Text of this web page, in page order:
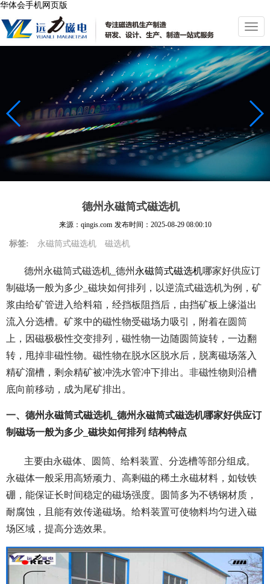
华体会手机网页版
切
换
导
航
德州永磁筒式磁选机
来源：qingis.com 发布时间： 2025-08-29 08:00:10
标签: 永磁筒式磁选机 磁选机
德州永磁筒式磁选机_德州 永磁筒式磁选机哪家好供应订
制磁场一般为多少_磁块如何排列，以逆流式磁选机为例，矿
浆由给矿管进入给料箱，经挡板阻挡后，由挡矿板上缘溢出
流入分选槽。矿浆中的磁性物受磁场力吸引，附着在圆筒
上，因磁极极性交变排列，磁性物一边随圆筒旋转，一边翻
转，甩掉非磁性物。磁性物在脱水区脱水后，脱离磁场落入
精矿溜槽，剩余精矿被冲洗水管冲下排出。非磁性物则沿槽
底向前移动，成为尾矿排出。
一、德州永磁筒式磁选机_德州永磁筒式磁选机哪家好供应订
制磁场一般为多少_磁块如何排列 结构特点
主要由永磁体、圆筒、给料装置、分选槽等部分组成。
永磁体一般采用高矫顽力、高剩磁的稀土永磁材料，如钕铁
硼，能保证长时间稳定的磁场强度。圆筒多为不锈钢材质，
耐腐蚀，且能有效传递磁场。给料装置可使物料均匀进入磁
场区域，提高分选效果。